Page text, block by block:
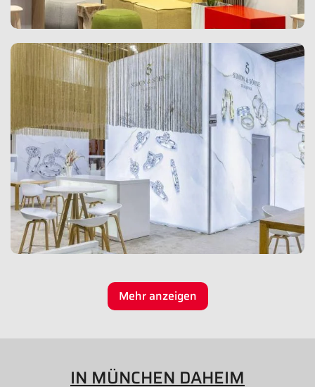
Mehr anzeigen
IN MÜNCHEN DAHEIM